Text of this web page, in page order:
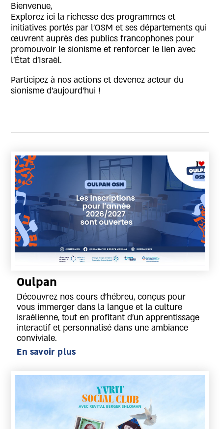
Bienvenue,
Explorez ici la richesse des programmes et
initiatives portés par l’OSM et ses départements qui
œuvrent auprès des publics francophones pour
promouvoir le sionisme et renforcer le lien avec
l’État d’Israël.
Participez à nos actions et devenez acteur du
sionisme d’aujourd’hui !
Oulpan
Découvrez nos cours d’hébreu, conçus pour
vous immerger dans la langue et la culture
israélienne, tout en profitant d’un apprentissage
interactif et personnalisé dans une ambiance
conviviale.
En savoir plus